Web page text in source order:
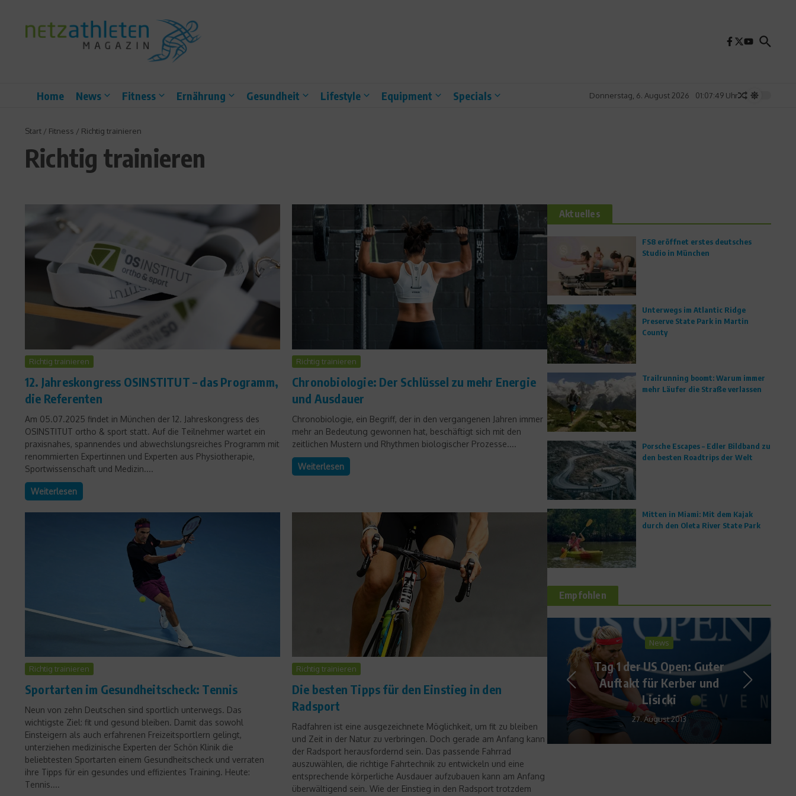
Home News Fitness Ernährung Gesundheit Lifestyle Equipment Specials Donnerstag, 6. August 2026 01:07:51 Uhr
Start / Fitness / Richtig trainieren
Richtig trainieren
Richtig trainieren
12. Jahreskongress OSINSTITUT – das Programm,
die Referenten
Am 05.07.2025 findet in München der 12. Jahreskongress des
OSINSTITUT ortho & sport statt. Auf die Teilnehmer wartet ein
praxisnahes, spannendes und abwechslungsreiches Programm mit
renommierten Expertinnen und Experten aus Physiotherapie,
Sportwissenschaft und Medizin....
Weiterlesen
Richtig trainieren
Chronobiologie: Der Schlüssel zu mehr Energie
und Ausdauer
Chronobiologie, ein Begriff, der in den vergangenen Jahren immer
mehr an Bedeutung gewonnen hat, beschäftigt sich mit den
zeitlichen Mustern und Rhythmen biologischer Prozesse....
Weiterlesen
Richtig trainieren
Sportarten im Gesundheitscheck: Tennis
Neun von zehn Deutschen sind sportlich unterwegs. Das
wichtigste Ziel: fit und gesund bleiben. Damit das sowohl
Einsteigern als auch erfahrenen Freizeitsportlern gelingt,
unterziehen medizinische Experten der Schön Klinik die
beliebtesten Sportarten einem Gesundheitscheck und verraten
ihre Tipps für ein gesundes und effizientes Training. Heute:
Tennis....
Richtig trainieren
Die besten Tipps für den Einstieg in den
Radsport
Radfahren ist eine ausgezeichnete Möglichkeit, um fit zu bleiben
und Zeit in der Natur zu verbringen. Doch gerade am Anfang kann
der Radsport herausfordernd sein. Das passende Fahrrad
auszuwählen, die richtige Fahrtechnik zu entwickeln und eine
entsprechende körperliche Ausdauer aufzubauen kann am Anfang
überwältigend sein. Wie der Einstieg in den Radsport trotzdem
Aktuelles
FS8 eröffnet erstes deutsches
Studio in München
Unterwegs im Atlantic Ridge
Preserve State Park in Martin
County
Trailrunning boomt: Warum immer
mehr Läufer die Straße verlassen
Porsche Escapes – Edler Bildband zu
den besten Roadtrips der Welt
Mitten in Miami: Mit dem Kajak
durch den Oleta River State Park
Empfohlen
Auftakt für Kerber und
Lisicki
Sport Rezepte
Bunter Salat mit
Hähnchenbruststreifen von
Ilka Semmler
7. Juli 2009